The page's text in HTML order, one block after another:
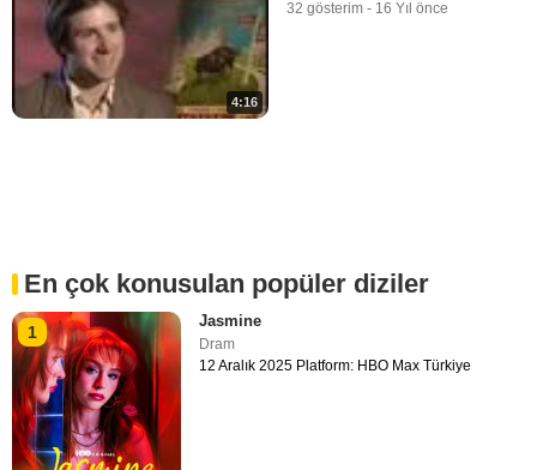
4:16
32 gösterim - 16 Yıl önce
En çok konusulan popüler diziler
1
Jasmine
Dram
12 Aralık 2025 Platform: HBO Max Türkiye